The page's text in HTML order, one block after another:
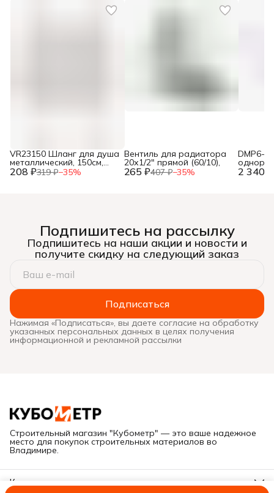
208 ₽319 ₽−35%
VR23150 Шланг для душа
металлический, 150см,
упак. блистер ТМ "VIEIR" 265 ₽407 ₽−35%
Вентиль для радиатора
20х1/2" прямой (60/10),
2 340 ₽
DMP6-
ванны
Подпишитесь на рассылку
Подпишитесь на наши акции и новости и
получите скидку на следующий заказ
Подписаться
Нажимая «Подписаться», вы даете согласие на обработку
указанных персональных данных в целях получения
информационной и рекламной рассылки
Строительный магазин "Кубометр" — это ваше надежное
место для покупок строительных материалов во
Владимире.
Контакты